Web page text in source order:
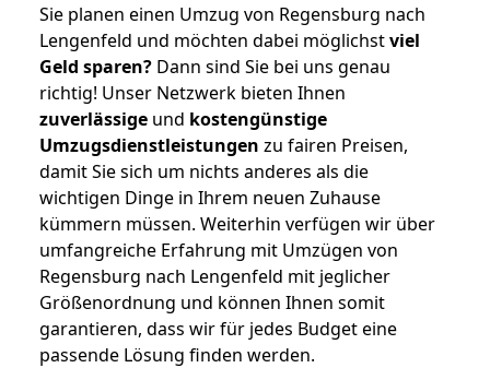
Sie planen einen Umzug von Regensburg nach
Lengenfeld und möchten dabei möglichstviel
Geld sparen? Dann sind Sie bei uns genau
richtig! Unser Netzwerk bieten Ihnen
zuverlässige und kostengünstige
Umzugsdienstleistungen zu fairen Preisen,
damit Sie sich um nichts anderes als die
wichtigen Dinge in Ihrem neuen Zuhause
kümmern müssen. Weiterhin verfügen wir über
umfangreiche Erfahrung mit Umzügen von
Regensburg nach Lengenfeld mit jeglicher
Größenordnung und können Ihnen somit
garantieren, dass wir für jedes Budget eine
passende Lösung finden werden.